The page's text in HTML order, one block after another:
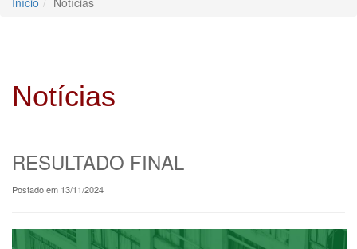
Notícias
RESULTADO FINAL
Postado em 13/11/2024